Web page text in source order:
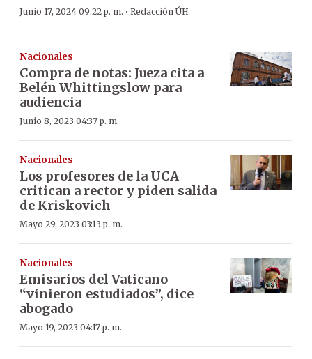
Junio 17, 2024 09:22 p. m. · Redacción ÚH
Nacionales
Compra de notas: Jueza cita a
Belén Whittingslow para
audiencia
Junio 8, 2023 04:37 p. m.
Nacionales
Los profesores de la UCA
critican a rector y piden salida
de Kriskovich
Mayo 29, 2023 03:13 p. m.
Nacionales
Emisarios del Vaticano
“vinieron estudiados”, dice
abogado
Mayo 19, 2023 04:17 p. m.